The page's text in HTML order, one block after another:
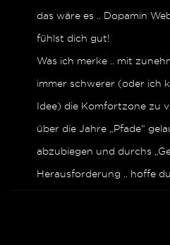
das wäre es .. Dopamin
fühlst dich gut!
Was ich merke .. mit
immer schwerer (oder ich
Idee) die Komfortzone zu
über die Jahre „Pfade“
abzubiegen und durchs
Herausforderung .. hoffe